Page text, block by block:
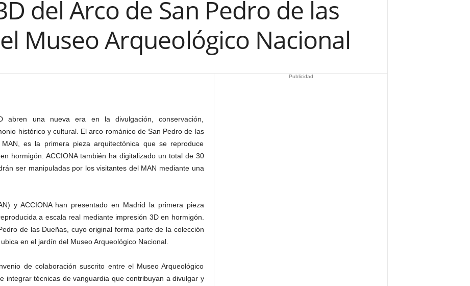
del Arco de San Pedro de las
Museo Arqueológico Nacional
abren una nueva era en la divulgación, conservación,
histórico y cultural. El arco románico de San Pedro de las
es la primera pieza arquitectónica que se reproduce
hormigón. ACCIONA también ha digitalizado un total de 30
ser manipuladas por los visitantes del MAN mediante una
y ACCIONA han presentado en Madrid la primera pieza
a escala real mediante impresión 3D en hormigón.
de las Dueñas, cuyo original forma parte de la colección
en el jardín del Museo Arqueológico Nacional.
de colaboración suscrito entre el Museo Arqueológico
integrar técnicas de vanguardia que contribuyan a divulgar y
Publicidad